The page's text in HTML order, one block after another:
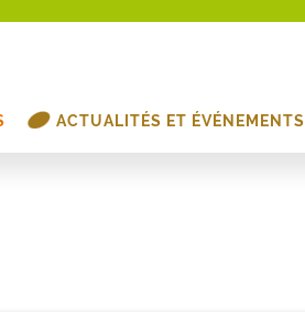
ACTUALITÉS ET ÉVÉNEMENTS